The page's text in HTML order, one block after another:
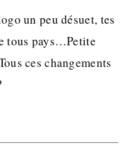
un peu désuet, tes
tous pays…Petite
ces changements